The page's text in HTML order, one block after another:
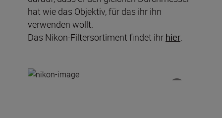
hat wie das Objektiv, für das ihr ihn
verwenden wollt.
Das Nikon-Filtersortiment findet ihr hier.